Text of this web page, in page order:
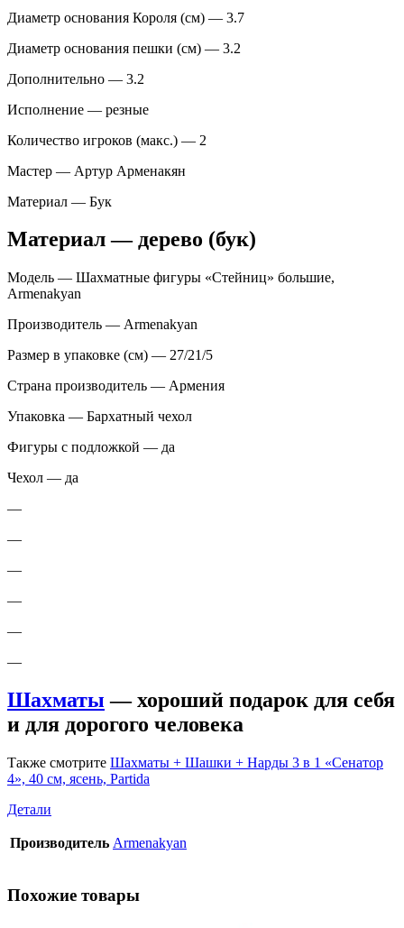
Диаметр основания Короля (см) — 3.7
Диаметр основания пешки (см) — 3.2
Дополнительно — 3.2
Исполнение — резные
Количество игроков (макс.) — 2
Мастер — Артур Арменакян
Материал — Бук
Материал — дерево (бук)
Модель — Шахматные фигуры «Стейниц» большие,
Armenakyan
Производитель — Armenakyan
Размер в упаковке (см) — 27/21/5
Страна производитель — Армения
Упаковка — Бархатный чехол
Фигуры с подложкой — да
Чехол — да
—
—
—
—
—
—
Шахматы — хороший подарок для себя
и для дорогого человека
Также смотрите Шахматы + Шашки + Нарды 3 в 1 «Сенатор
4», 40 см, ясень, Partida
Детали
Производитель Armenakyan
Похожие товары